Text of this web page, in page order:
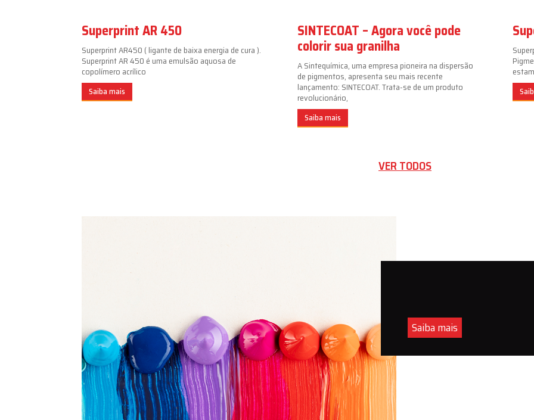
Superprint AR 450
Superprint AR450 ( ligante de baixa energia de cura ).
Superprint AR 450 é uma emulsão aquosa de
copolímero acrílico
Saiba mais
SINTECOAT – Agora você pode
colorir sua granilha
A Sintequímica, uma empresa pioneira na dispersão
de pigmentos, apresenta seu mais recente
lançamento: SINTECOAT. Trata-se de um produto
revolucionário,
Saiba mais
VER TODOS
Saiba mais